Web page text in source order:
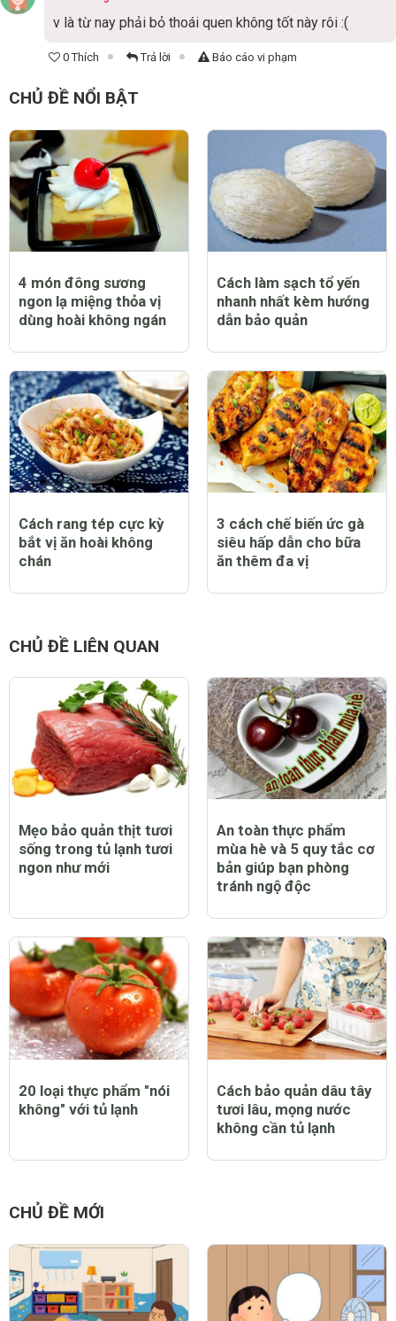
v là từ nay phải bỏ thoái quen không tốt này rôi :(
0 Thích Trả lời Báo cáo vi phạm
CHỦ ĐỀ NỔI BẬT
4 món đông sương
ngon lạ miệng thỏa vị
dùng hoài không ngán
Cách làm sạch tổ yến
nhanh nhất kèm hướng
dẫn bảo quản
Cách rang tép cực kỳ
bắt vị ăn hoài không
chán
3 cách chế biến ức gà
siêu hấp dẫn cho bữa
ăn thêm đa vị
CHỦ ĐỀ LIÊN QUAN
Mẹo bảo quản thịt tươi
sống trong tủ lạnh tươi
ngon như mới
An toàn thực phẩm
mùa hè và 5 quy tắc cơ
bản giúp bạn phòng
tránh ngộ độc
20 loại thực phẩm "nói
không" với tủ lạnh
Cách bảo quản dâu tây
tươi lâu, mọng nước
không cần tủ lạnh
CHỦ ĐỀ MỚI